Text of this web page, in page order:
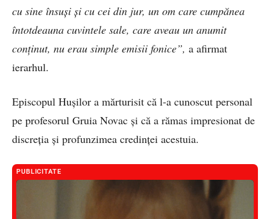
cu sine însuși și cu cei din jur, un om care cumpănea
întotdeauna cuvintele sale, care aveau un anumit
conținut, nu erau simple emisii fonice”, a afirmat
ierarhul.
Episcopul Hușilor a mărturisit că l-a cunoscut personal
pe profesorul Gruia Novac și că a rămas impresionat de
discreția și profunzimea credinței acestuia.
PUBLICITATE